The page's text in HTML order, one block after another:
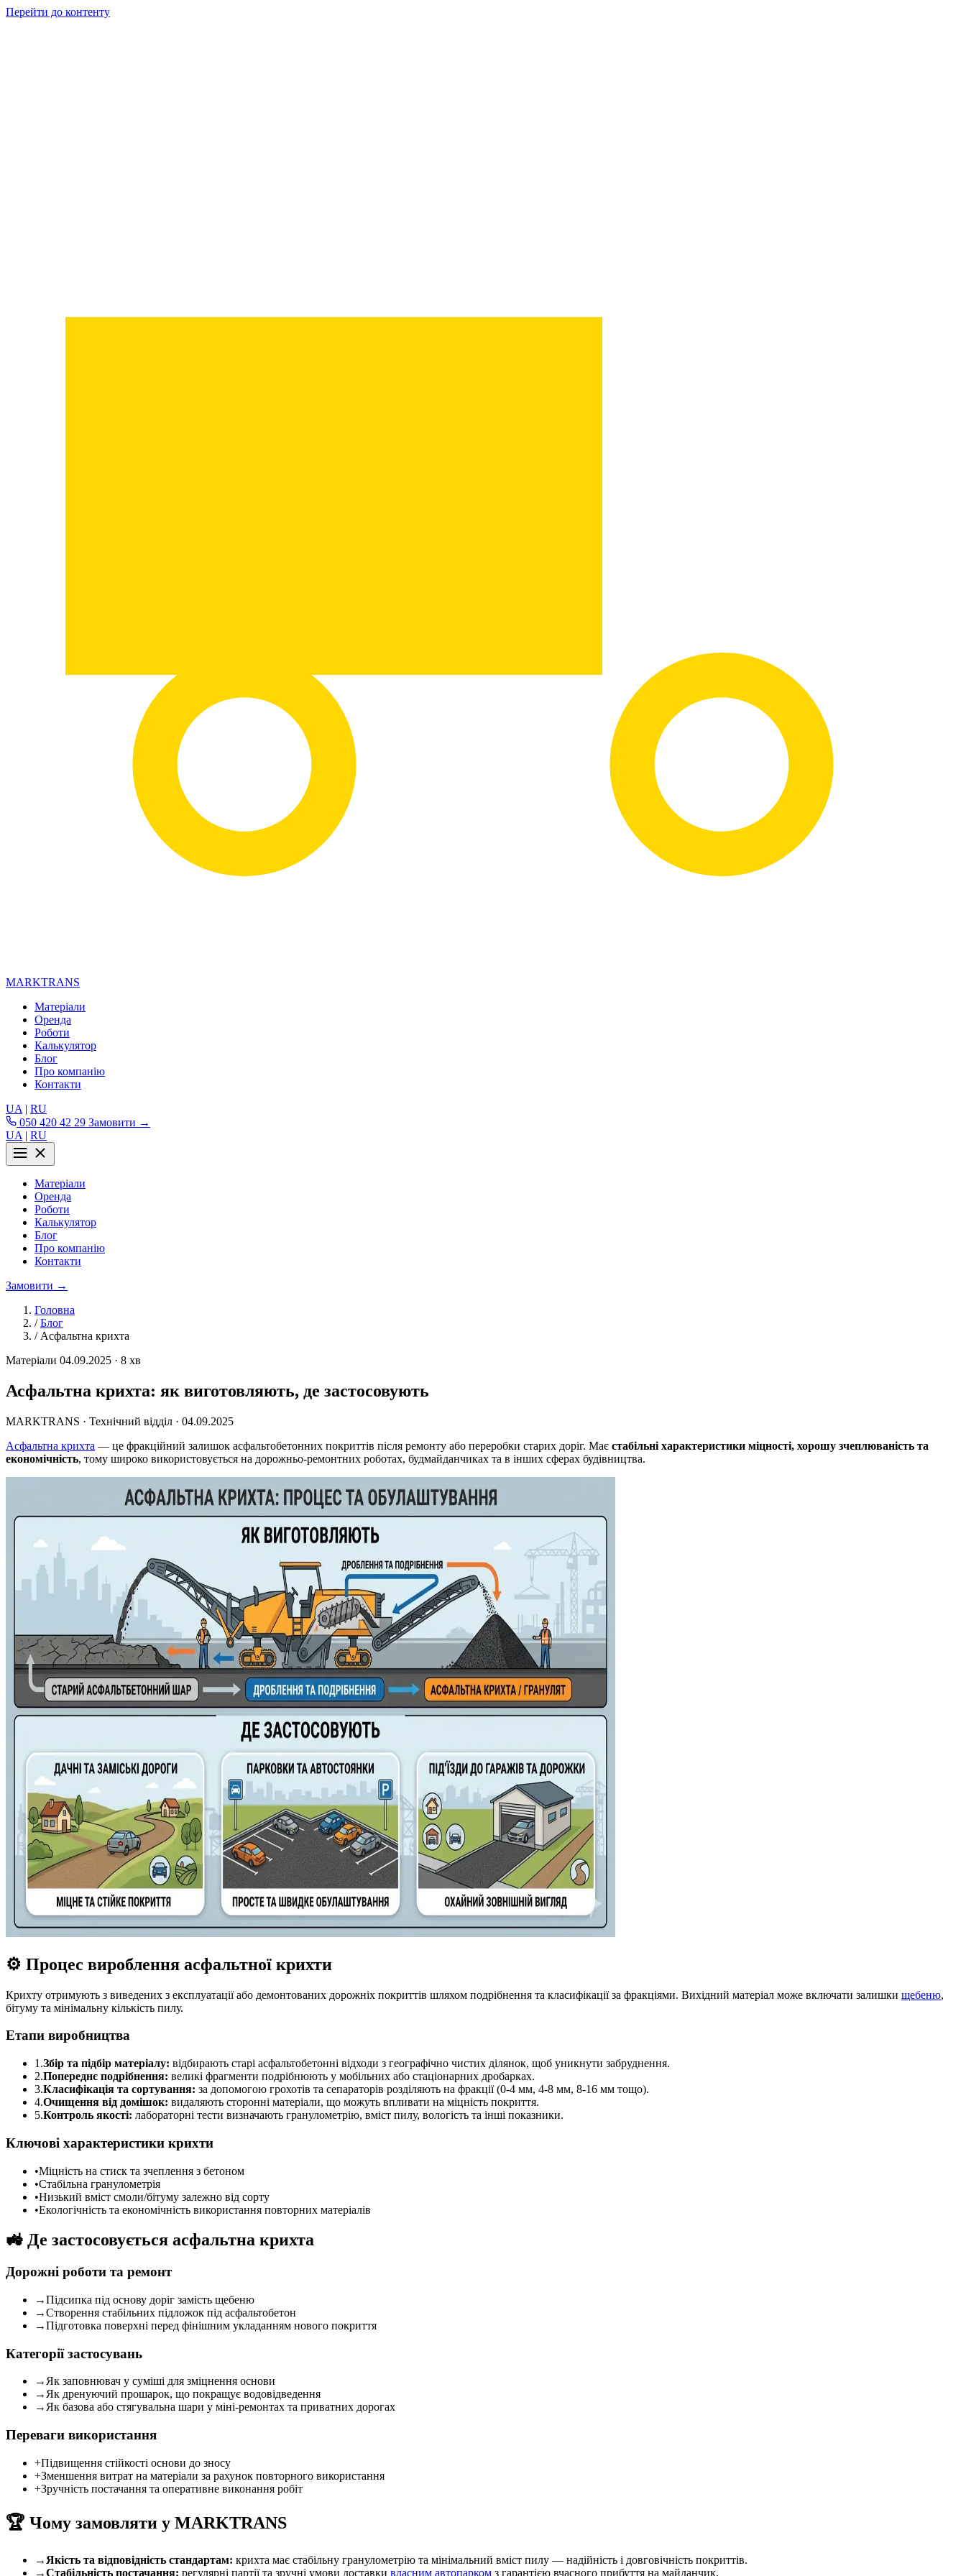
Перейти до контенту
MARKTRANS
Матеріали
Оренда
Роботи
Калькулятор
Блог
Про компанію
Контакти
UA | RU
050 420 42 29 Замовити →
UA | RU
Матеріали
Оренда
Роботи
Калькулятор
Блог
Про компанію
Контакти
Замовити →
Головна
/ Блог
/ Асфальтна крихта
Матеріали 04.09.2025 · 8 хв
Асфальтна крихта: як виготовляють, де застосовують
MARKTRANS · Технічний відділ · 04.09.2025
Асфальтна крихта — це фракційний залишок асфальтобетонних покриттів після ремонту або переробки старих доріг. Має стабільні характеристики міцності, хорошу зчеплюваність та
економічність, тому широко використовується на дорожньо-ремонтних роботах, будмайданчиках та в інших сферах будівництва.
⚙️ Процес вироблення асфальтної крихти
Крихту отримують з виведених з експлуатації або демонтованих дорожніх покриттів шляхом подрібнення та класифікації за фракціями. Вихідний матеріал може включати залишки щебеню,
бітуму та мінімальну кількість пилу.
Етапи виробництва
1.Збір та підбір матеріалу: відбирають старі асфальтобетонні відходи з географічно чистих ділянок, щоб уникнути забруднення.
2.Попереднє подрібнення: великі фрагменти подрібнюють у мобільних або стаціонарних дробарках.
3.Класифікація та сортування: за допомогою грохотів та сепараторів розділяють на фракції (0-4 мм, 4-8 мм, 8-16 мм тощо).
4.Очищення від домішок: видаляють сторонні матеріали, що можуть впливати на міцність покриття.
5.Контроль якості: лабораторні тести визначають гранулометрію, вміст пилу, вологість та інші показники.
Ключові характеристики крихти
•Міцність на стиск та зчеплення з бетоном
•Стабільна гранулометрія
•Низький вміст смоли/бітуму залежно від сорту
•Екологічність та економічність використання повторних матеріалів
🚜 Де застосовується асфальтна крихта
Дорожні роботи та ремонт
→Підсипка під основу доріг замість щебеню
→Створення стабільних підложок під асфальтобетон
→Підготовка поверхні перед фінішним укладанням нового покриття
Категорії застосувань
→Як заповнювач у суміші для зміцнення основи
→Як дренуючий прошарок, що покращує водовідведення
→Як базова або стягувальна шари у міні-ремонтах та приватних дорогах
Переваги використання
+Підвищення стійкості основи до зносу
+Зменшення витрат на матеріали за рахунок повторного використання
+Зручність постачання та оперативне виконання робіт
🏆 Чому замовляти у MARKTRANS
→ Якість та відповідність стандартам: крихта має стабільну гранулометрію та мінімальний вміст пилу — надійність і довговічність покриттів.
→Стабільність постачання: регулярні партії та зручні умови доставки власним автопарком з гарантією вчасного прибуття на майданчик.